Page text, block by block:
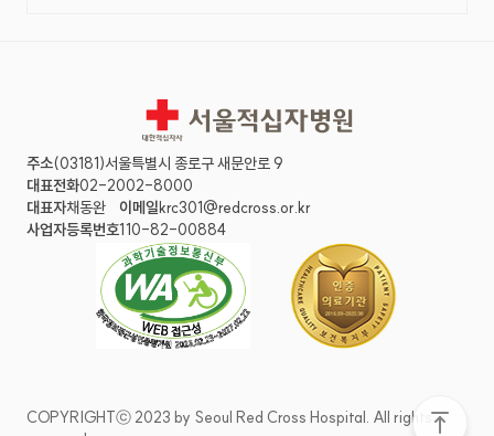
서울적십자병원
주소(03181)서울특별시 종로구 새문안로 9
대표전화02-2002-8000
대표자채동완 이메일krc301@redcross.or.kr
사업자등록번호110-82-00884
COPYRIGHTⓒ 2023 by Seoul Red Cross Hospital. All rights